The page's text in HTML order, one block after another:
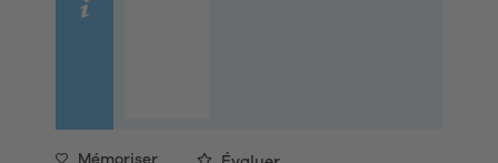
Mémoriser